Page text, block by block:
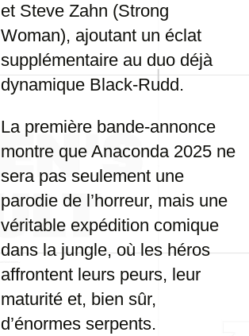
et Steve Zahn (Strong
Woman), ajoutant un éclat
supplémentaire au duo déjà
dynamique Black-Rudd.
La première bande-annonce
montre que Anaconda 2025 ne
sera pas seulement une
parodie de l’horreur, mais une
véritable expédition comique
dans la jungle, où les héros
affrontent leurs peurs, leur
maturité et, bien sûr,
d’énormes serpents.